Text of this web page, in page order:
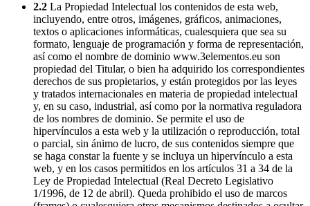
2.2 La Propiedad Intelectual los contenidos de esta web,
incluyendo, entre otros, imágenes, gráficos, animaciones,
textos o aplicaciones informáticas, cualesquiera que sea su
formato, lenguaje de programación y forma de representación,
así como el nombre de dominio www.3elementos.eu son
propiedad del Titular, o bien ha adquirido los correspondientes
derechos de sus propietarios, y están protegidos por las leyes
y tratados internacionales en materia de propiedad intelectual
y, en su caso, industrial, así como por la normativa reguladora
de los nombres de dominio. Se permite el uso de
hipervínculos a esta web y la utilización o reproducción, total
o parcial, sin ánimo de lucro, de sus contenidos siempre que
se haga constar la fuente y se incluya un hipervínculo a esta
web, y en los casos permitidos en los artículos 31 a 34 de la
Ley de Propiedad Intelectual (Real Decreto Legislativo
1/1996, de 12 de abril). Queda prohibido el uso de marcos